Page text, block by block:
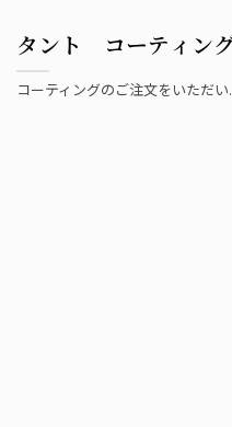
タント コーティン
コーティングのご注文をいただい